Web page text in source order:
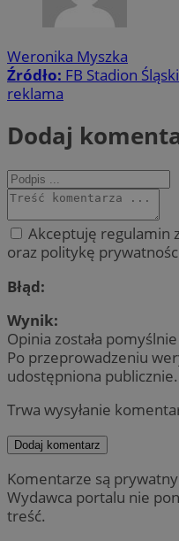
Weronika Myszka
Źródło: FB Stadion
reklama
Dodaj
Akceptuję regulamin
oraz politykę
Błąd:
Wynik:
Opinia została
Po przeprowadzeniu
udostępniona publicznie.
Trwa wysyłanie
Dodaj komentarz
Komentarze są
Wydawca portalu nie
treść.